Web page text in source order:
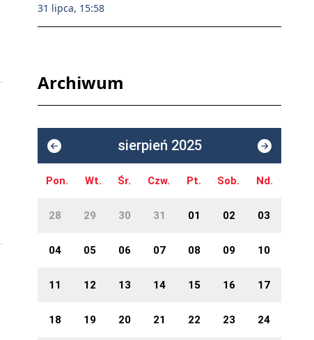
31 lipca, 15:58
Archiwum
sierpień 2025
Pon. Wt. Śr. Czw. Pt. Sob. Nd.
28 29 30 31 01 02 03
04 05 06 07 08 09 10
11 12 13 14 15 16 17
18 19 20 21 22 23 24